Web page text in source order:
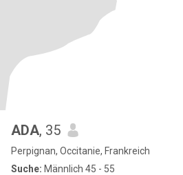
ADA, 35
Perpignan, Occitanie, Frankreich
Suche: Männlich 45 - 55